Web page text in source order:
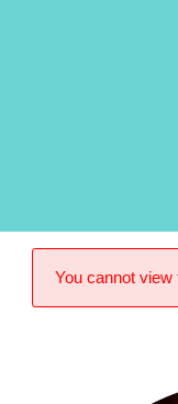
You cannot view